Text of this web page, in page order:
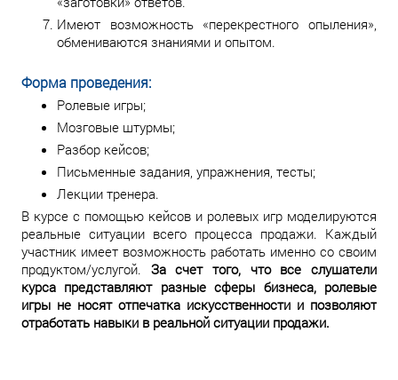
Имеют возможность «перекрестного опыления»,
обмениваются знаниями и опытом.
Форма проведения:
Ролевые игры;
Мозговые штурмы;
Разбор кейсов;
Письменные задания, упражнения, тесты;
Лекции тренера.
В курсе с помощью кейсов и ролевых игр моделируются
реальные ситуации всего процесса продажи. Каждый
участник имеет возможность работать именно со своим
продуктом/услугой. За счет того, что все слушатели
курса представляют разные сферы бизнеса, ролевые
игры не носят отпечатка искусственности и позволяют
отработать навыки в реальной ситуации продажи.